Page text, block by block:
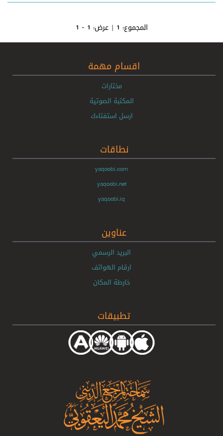
المجموع: 1 | عرض: 1 - 1
اقسام مهمة
مختارات
المكتبة الصوتية
ارسل استفتاءك
نطاقات
yaqoobi.com
yaqoobi.net
yaqoobi.iq
عناوين
البريد الرسمي
ارقام الهواتف
خارطة المكان
تطبيقات